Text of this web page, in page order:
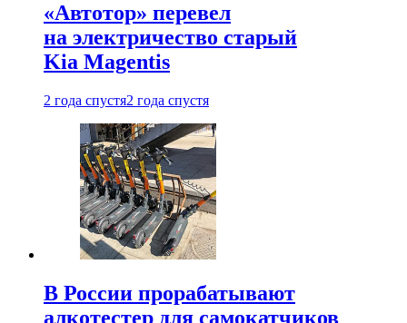
«Автотор» перевел
на электричество старый
Kia Magentis
2 года спустя2 года спустя
В России прорабатывают
алкотестер для самокатчиков